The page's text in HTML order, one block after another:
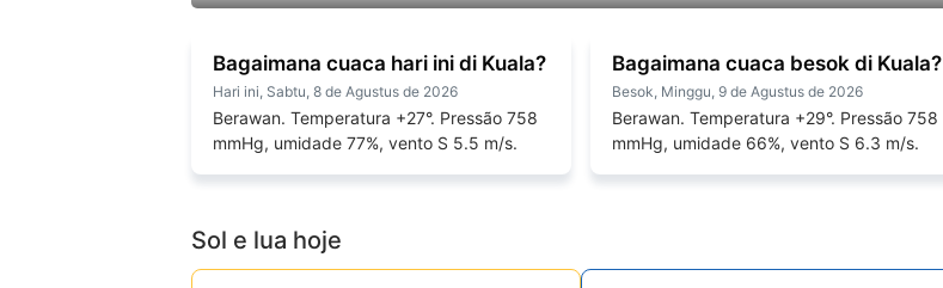
Bagaimana cuaca hari ini di Kuala?
Hari ini, Sabtu, 8 de Agustus de 2026
Berawan. Temperatura +27°. Pressão 758
mmHg, umidade 77%, vento S 5.5 m/s.
Bagaimana cuaca besok di Kuala?
Besok, Minggu, 9 de Agustus de 2026
Berawan. Temperatura +29°. Pressão 758
mmHg, umidade 66%, vento S 6.3 m/s.
Sol e lua hoje